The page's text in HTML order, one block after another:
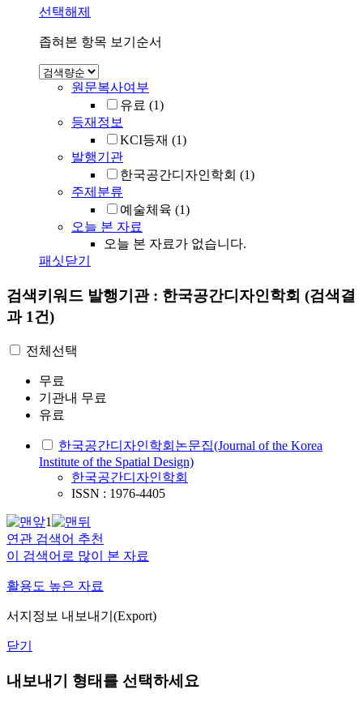
선택해제
좁혀본 항목 보기순서
원문복사여부
유료 (1)
등재정보
KCI등재 (1)
발행기관
한국공간디자인학회 (1)
주제분류
예술체육 (1)
오늘 본 자료
오늘 본 자료가 없습니다.
패싯닫기
검색키워드 발행기관 : 한국공간디자인학회 (검색결
과 1건)
전체선택
무료
기관내 무료
유료
한국공간디자인학회논문집(Journal of the Korea
Institute of the Spatial Design)
한국공간디자인학회
ISSN : 1976-4405
1
연관 검색어 추천
이 검색어로 많이 본 자료
활용도 높은 자료
서지정보 내보내기(Export)
닫기
내보내기 형태를 선택하세요